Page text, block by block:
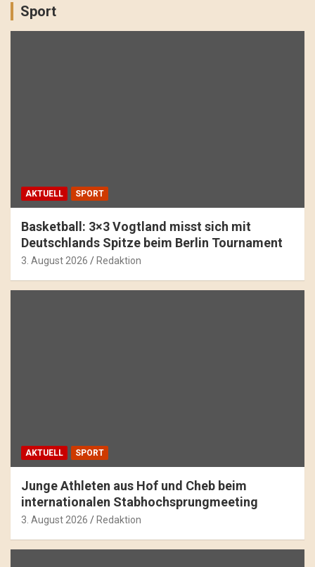
Sport
AKTUELL SPORT
Basketball: 3×3 Vogtland misst sich mit
Deutschlands Spitze beim Berlin Tournament
3. August 2026 Redaktion
AKTUELL SPORT
Junge Athleten aus Hof und Cheb beim
internationalen Stabhochsprungmeeting
3. August 2026 Redaktion